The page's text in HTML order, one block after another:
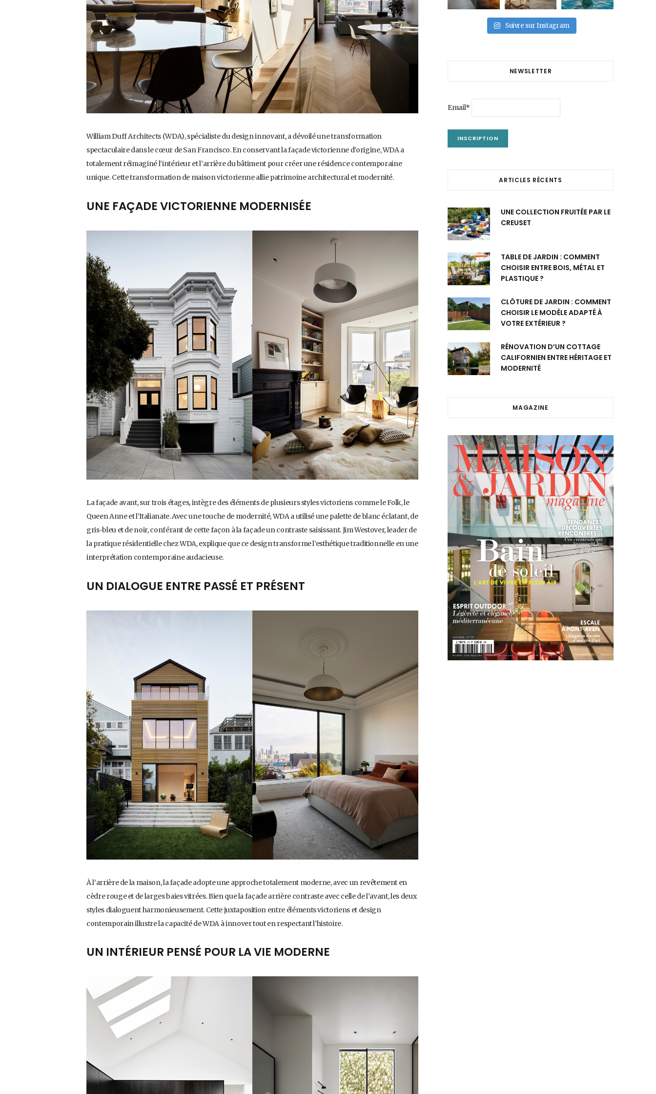
William Duff Architects (WDA), spécialiste du design innovant, a dévoilé une transformation
spectaculaire dans le cœur de San Francisco. En conservant la façade victorienne d’origine, WDA a
totalement réimaginé l’intérieur et l’arrière du bâtiment pour créer une résidence contemporaine
unique. Cette transformation de maison victorienne allie patrimoine architectural et modernité.
UNE FAÇADE VICTORIENNE MODERNISÉE
La façade avant, sur trois étages, intègre des éléments de plusieurs styles victoriens comme le Folk, le
Queen Anne et l’Italianate. Avec une touche de modernité, WDA a utilisé une palette de blanc éclatant, de
gris-bleu et de noir, conférant de cette façon à la façade un contraste saisissant. Jim Westover, leader de
la pratique résidentielle chez WDA, explique que ce design transforme l’esthétique traditionnelle en une
interprétation contemporaine audacieuse.
UN DIALOGUE ENTRE PASSÉ ET PRÉSENT
À l’arrière de la maison, la façade adopte une approche totalement moderne, avec un revêtement en
cèdre rouge et de larges baies vitrées. Bien que la façade arrière contraste avec celle de l’avant, les deux
styles dialoguent harmonieusement. Cette juxtaposition entre éléments victoriens et design
contemporain illustre la capacité de WDA à innover tout en respectant l’histoire.
UN INTÉRIEUR PENSÉ POUR LA VIE MODERNE
Suivre sur Instagram
NEWSLETTER
Email*
ARTICLES RÉCENTS
UNE COLLECTION FRUITÉE PAR LE
CREUSET
TABLE DE JARDIN : COMMENT
CHOISIR ENTRE BOIS, MÉTAL ET
PLASTIQUE ?
CLÔTURE DE JARDIN : COMMENT
CHOISIR LE MODÈLE ADAPTÉ À
VOTRE EXTÉRIEUR ?
RÉNOVATION D’UN COTTAGE
CALIFORNIEN ENTRE HÉRITAGE ET
MODERNITÉ
MAGAZINE